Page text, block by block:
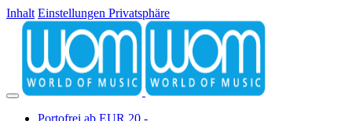
Inhalt Einstellungen Privatsphäre
Portofrei ab EUR 20,-